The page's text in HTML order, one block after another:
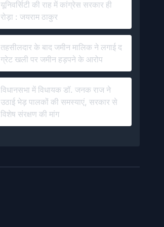
यूनिवर्सिटी की राह में कांग्रेस सरकार ही
रोड़ा : जयराम ठाकुर
तहसीलदार के बाद जमीन मालिक ने लगाई द
ग्रेट खली पर जमीन हड़पने के आरोप
विधानसभा में विधायक डॉ. जनक राज ने
उठाई भेड़ पालकों की समस्याएं, सरकार से
विशेष संरक्षण की मांग